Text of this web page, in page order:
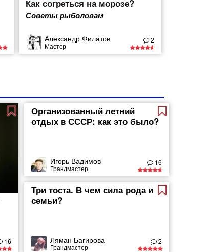
Как согреться на морозе?
Советы рыболовам
Александр Филатов
Мастер
2
16
Организованный летний
отдых в СССР: как это было?
Игорь Вадимов
Грандмастер
16
Три тоста. В чем сила рода и
семьи?
Ляман Багирова
Грандмастер
2